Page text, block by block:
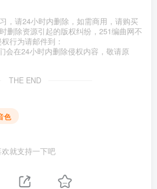
，请24小时内删除，如需商用，请购买
删除资源引起的版权纠纷，251编曲网不
行为请邮件到：
会在24小时内删除侵权内容，敬请原
THE END
色
欢就支持一下吧